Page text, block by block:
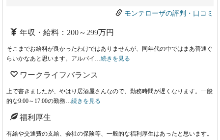
モンテローザの評判・口コミ
年収・給料：200～299万円
そこまでお給料が良かったわけではありませんが、同年代の中ではまあ普通ぐ
らいかなあと思います。アルバイ…続きを見る
ワークライフバランス
上で書きましたが、やはり居酒屋さんなので、勤務時間が遅くなります。一般
的な9:00～17:00の勤務…続きを見る
福利厚生
有給や交通費の支給、会社の保険等、一般的な福利厚生はあったと思います。